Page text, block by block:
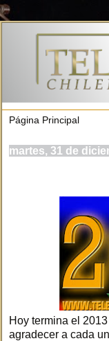
martes, 31 de
Hoy termina el
agradecer a cada